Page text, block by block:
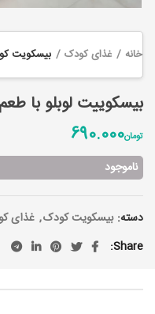
خانه غذای کودک بیسکویت
بیسکوییت لوبلو با
تومان690.000
ناموجود
دسته: بیسکویت کودک, غذای
Share